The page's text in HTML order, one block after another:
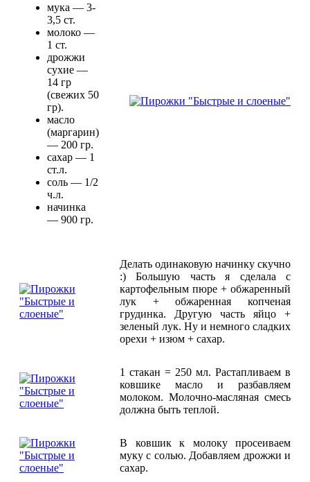
мука — 3-
3,5 ст.
молоко —
1 ст.
дрожжи
сухие —
14 гр
(свежих 50
гр).
масло
(маргарин)
— 200 гр.
сахар — 1
ст.л.
соль — 1/2
ч.л.
начинка
— 900 гр.
Делать одинаковую начинку скучно
:) Большую часть я сделала с
картофельным пюре + обжаренный
лук + обжаренная копченая
грудинка. Другую часть яйцо +
зеленый лук. Ну и немного сладких
орехи + изюм + сахар.
1 стакан = 250 мл. Растапливаем в
ковшике масло и разбавляем
молоком. Молочно-масляная смесь
должна быть теплой.
В ковшик к молоку просеиваем
муку с солью. Добавляем дрожжи и
сахар.